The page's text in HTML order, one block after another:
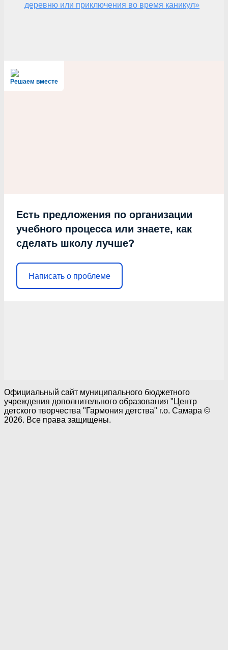
деревню или приключения во время каникул»
Решаем вместе
Есть предложения по организации
учебного процесса или знаете, как
сделать школу лучше?
Написать о проблеме
Официальный сайт муниципального бюджетного
учреждения дополнительного образования "Центр
детского творчества "Гармония детства" г.о. Самара ©
2026. Все права защищены.